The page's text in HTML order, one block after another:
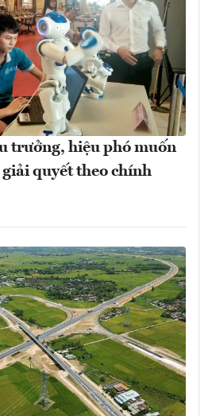
trưởng, hiệu phó muốn
giải quyết theo chính